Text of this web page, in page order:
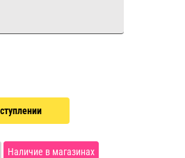
Наличие в магазинах